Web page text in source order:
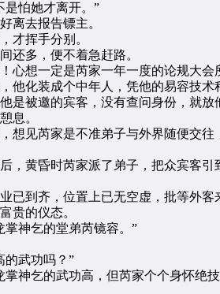
怕她才离开。”
去报告镖主。
才挥手分别。
多，便不着急赶路。
想一定是芮家一年一度的论规大会
化装成个中年人，凭他的易容技术
被邀的宾客，没有查问身份，就放
息。
见芮家是不准弟子与外界随便交往
黄昏时芮家派了弟子，把众宾客引
到齐，位置上已无空虚，批等外客
贵的仪态。
神乞的堂弟芮镜容。”
武功吗？”
乞的武功高，但芮家个个身怀绝